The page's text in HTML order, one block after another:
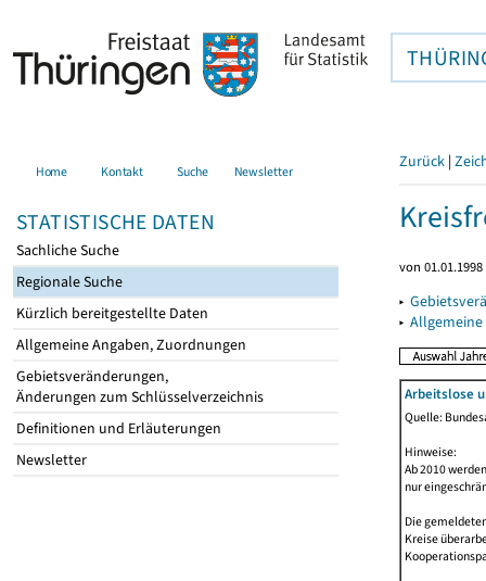
Home Kontakt Suche Newsletter
STATISTISCHE DATEN
Sachliche Suche
Regionale Suche
Kürzlich bereitgestellte Daten
Allgemeine Angaben, Zuordnungen
Gebietsveränderungen,
Änderungen zum Schlüsselverzeichnis
Definitionen und Erläuterungen
Newsletter
Zurück |
von
▸
▸
Arbeitslose
Quelle:
Hinweise:
Ab 2010
nur
Die
Kreise